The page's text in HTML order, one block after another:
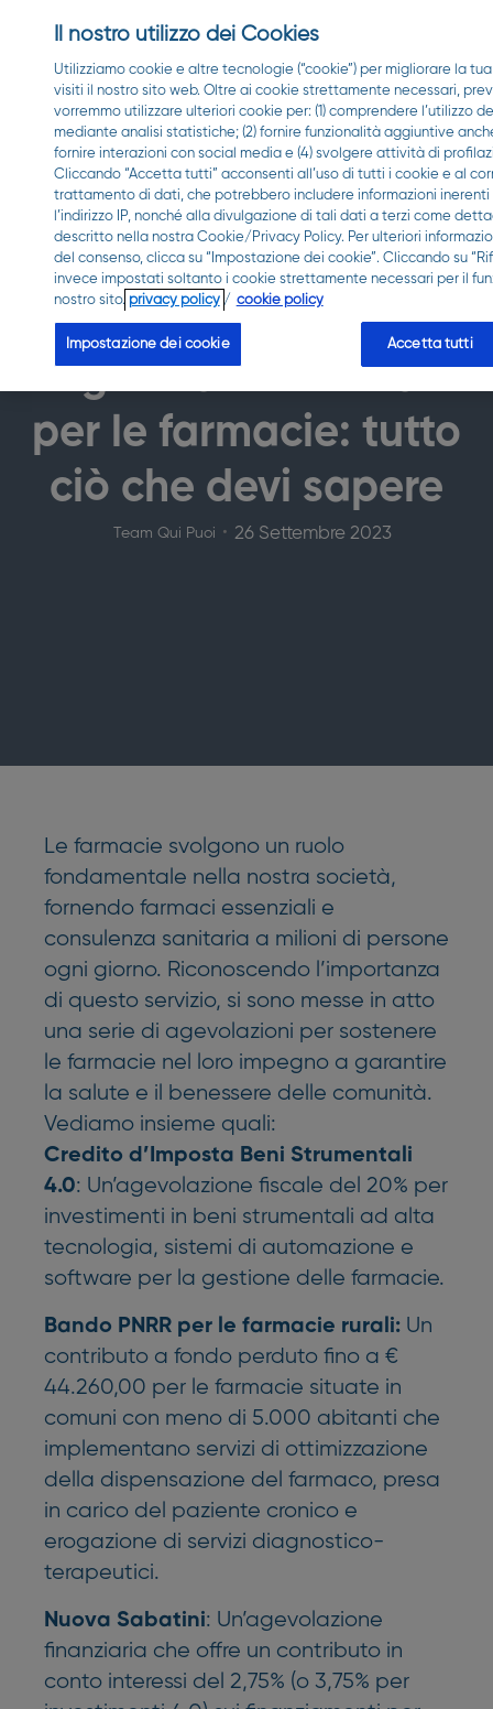
FARMACIE
Agevolazioni fiscali
per le farmacie: tutto
ciò che devi sapere
Team Qui Puoi 26 Settembre 2023
Le farmacie svolgono un ruolo
fondamentale nella nostra società,
fornendo farmaci essenziali e
consulenza sanitaria a milioni di persone
ogni giorno. Riconoscendo l’importanza
di questo servizio, si sono messe in atto
una serie di agevolazioni per sostenere
le farmacie nel loro impegno a garantire
la salute e il benessere delle comunità.
Vediamo insieme quali:
Credito d’Imposta Beni Strumentali
4.0: Un’agevolazione fiscale del 20% per
investimenti in beni strumentali ad alta
tecnologia, sistemi di automazione e
software per la gestione delle farmacie.
Bando PNRR per le farmacie rurali: Un
contributo a fondo perduto fino a €
44.260,00 per le farmacie situate in
comuni con meno di 5.000 abitanti che
implementano servizi di ottimizzazione
della dispensazione del farmaco, presa
in carico del paziente cronico e
erogazione di servizi diagnostico-
terapeutici.
Nuova Sabatini: Un’agevolazione
finanziaria che offre un contributo in
conto interessi del 2,75% (o 3,75% per
Il nostro utilizzo dei Cookies
Utilizziamo cookie e altre tecnologie (“cookie”) per migliorare la
visiti il nostro sito web. Oltre ai cookie strettamente necessari,
vorremmo utilizzare ulteriori cookie per: (1) comprendere l’utilizzo
mediante analisi statistiche; (2) fornire funzionalità aggiuntive
fornire interazioni con social media e (4) svolgere attività di
Cliccando “Accetta tutti” acconsenti all’uso di tutti i cookie e al
trattamento di dati, che potrebbero includere informazioni inerenti
l’indirizzo IP, nonché alla divulgazione di tali dati a terzi come
descritto nella nostra Cookie/Privacy Policy. Per ulteriori
del consenso, clicca su “Impostazione dei cookie”. Cliccando su
invece impostati soltanto i cookie strettamente necessari per il
nostro sito. privacy policy/ cookie policy
Impostazione dei cookie Accetta tutti